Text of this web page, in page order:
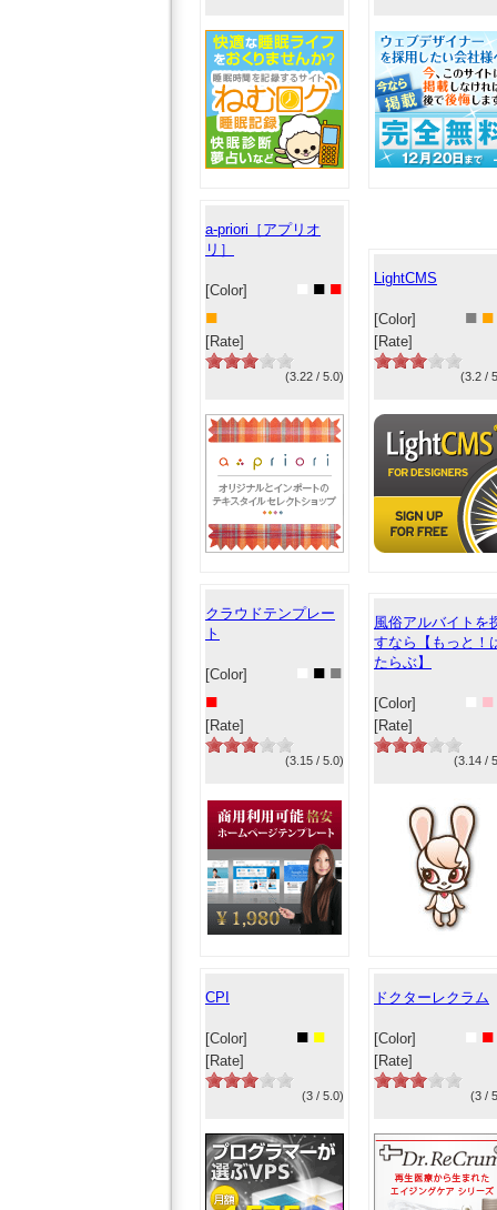
a-priori［アプリオ
リ］
[Color] ■ ■
■
[Rate]
(3.22 / 5.0)
LightCMS
[Color] ■ ■
[Rate]
(3.2 /
クラウドテンプレー
ト
[Color] ■ ■
■
[Rate]
(3.15 / 5.0)
風俗アルバイトを
すなら【もっと！
たらぶ】
[Color] ■
[Rate]
(3.14 /
CPI
[Color] ■ ■
[Rate]
(3 / 5.0)
ドクターレクラム
[Color] ■
[Rate]
(3 /